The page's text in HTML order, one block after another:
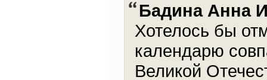
Бадина Анна
Хотелось бы
календарю
Великой